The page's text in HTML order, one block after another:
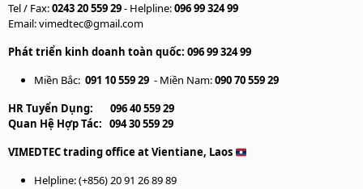
Tel / Fax:0243 20 559 29- Helpline:096 99 324 99
Email: vimedtec@gmail.com
Phát triển kinh doanh toàn quốc: 096 99 324 99
Miền Bắc: 091 10 559 29 - Miền Nam:090 70 559 29
HR Tuyển Dụng:
096 40 559 29
Quan Hệ Hợp Tác: 094 30 559 29
VIMEDTEC trading office at Vientiane, Laos
Helpline: (+856) 20 91 26 89 89